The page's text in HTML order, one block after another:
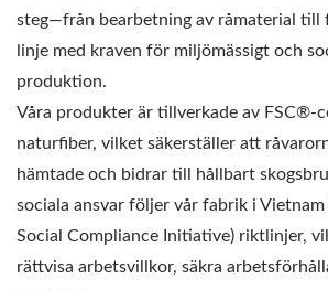
steg—från bearbetning av råmaterial till
linje med kraven för miljömässigt och
produktion.
Våra produkter är tillverkade av FSC®-
naturfiber, vilket säkerställer att
hämtade och bidrar till hållbart
sociala ansvar följer vår fabrik i Vietnam
Social Compliance Initiative) riktlinjer,
rättvisa arbetsvillkor, säkra